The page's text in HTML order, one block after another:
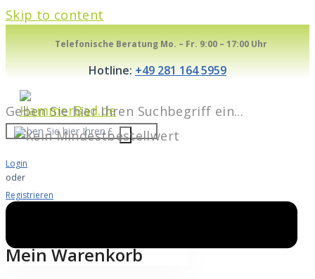
Skip to content
Telefonische Beratung Mo. – Fr. 9:00 – 17:00 Uhr
Hotline:+49 281 164 5959
Geben Sie hier Ihren Suchbegriff ein...
Login
oder
Registrieren
Warenkorb
Mein Warenkorb